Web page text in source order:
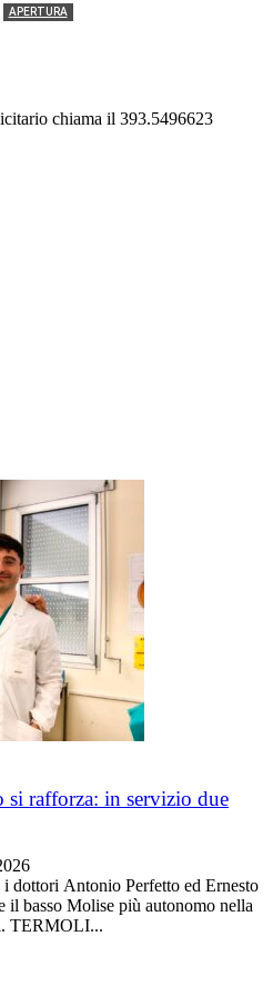
APERTURA
chiama il 393.5496623
rafforza: in servizio due
dottori Antonio Perfetto ed Ernesto
basso Molise più autonomo nella
TERMOLI...